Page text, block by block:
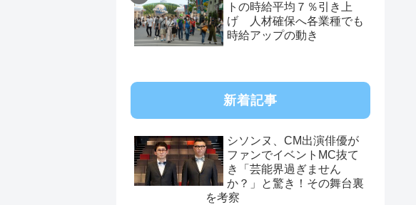
トの時給平均７％引き上
げ 人材確保へ各業種でも
時給アップの動き
新着記事
シソンヌ、CM出演俳優が
ファンでイベントMC抜て
き「芸能界過ぎません
か？」と驚き！その舞台裏
を考察